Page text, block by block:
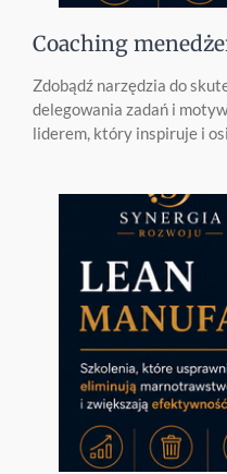
Coaching
Zdobądź narzędzia do
delegowania zadań i
liderem, który inspiruje i